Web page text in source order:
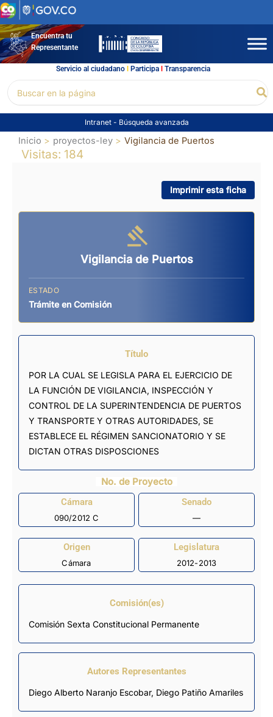
Ir
al
contenidoEncuentra tu
Representante
Servicio al ciudadano l Participal Transparencia
por:
Intranet - Búsqueda avanzada
Inicio proyectos-ley Vigilancia de Puertos
Visitas: 184
Imprimir esta ficha
Vigilancia de Puertos
ESTADO
Trámite en Comisión
Título
POR LA CUAL SE LEGISLA PARA EL EJERCICIO DE
LA FUNCIÓN DE VIGILANCIA, INSPECCIÓN Y
CONTROL DE LA SUPERINTENDENCIA DE PUERTOS
Y TRANSPORTE Y OTRAS AUTORIDADES, SE
ESTABLECE EL RÉGIMEN SANCIONATORIO Y SE
DICTAN OTRAS DISPOSCIONES
No. de Proyecto
Cámara
090/2012 C
Senado
—
Origen
Cámara
Legislatura
2012-2013
Comisión(es)
Comisión Sexta Constitucional Permanente
Autores Representantes
Diego Alberto Naranjo Escobar, Diego Patiño Amariles